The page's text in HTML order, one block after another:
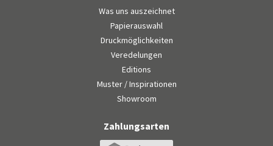
Was uns auszeichnet
Papierauswahl
Druckmöglichkeiten
Veredelungen
Editions
Muster / Inspirationen
Showroom
Zahlungsarten